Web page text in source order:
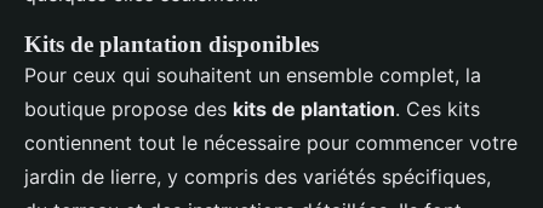
Kits de plantation disponibles
Pour ceux qui souhaitent un ensemble complet, la
boutique propose des kits de plantation. Ces kits
contiennent tout le nécessaire pour commencer votre
jardin de lierre, y compris des variétés spécifiques,